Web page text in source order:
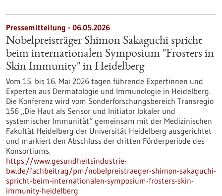
Pressemitteilung - 06.05.2026
Nobelpreisträger Shimon Sakaguchi spricht
beim internationalen Symposium "Frosters in
Skin Immunity" in Heidelberg
Vom 15. bis 16. Mai 2026 tagen führende Expertinnen und
Experten aus Dermatologie und Immunologie in Heidelberg.
Die Konferenz wird vom Sonderforschungsbereich Transregio
156 „Die Haut als Sensor und Initiator lokaler und
systemischer Immunität“ gemeinsam mit der Medizinischen
Fakultät Heidelberg der Universität Heidelberg ausgerichtet
und markiert den Abschluss der dritten Förderperiode des
Konsortiums.
https://www.gesundheitsindustrie-
bw.de/fachbeitrag/pm/nobelpreistraeger-shimon-sakaguchi-
spricht-beim-internationalen-symposium-frosters-skin-
immunity-heidelberg